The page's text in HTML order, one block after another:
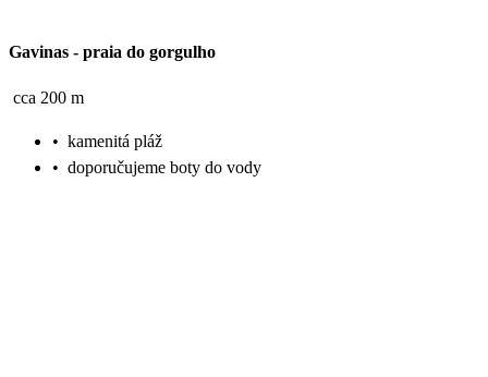
Gavinas - praia do gorgulho
cca 200 m
• kamenitá pláž
• doporučujeme boty do vody